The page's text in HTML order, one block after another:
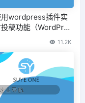
wordpress插件实
稿功能（WordPres
布软件）
11.2K